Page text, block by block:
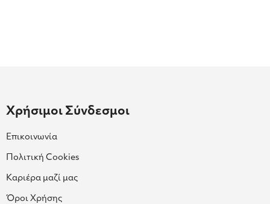
Χρήσιμοι Σύνδεσμοι
Επικοινωνία
Πολιτική Cookies
Καριέρα μαζί μας
Όροι Χρήσης